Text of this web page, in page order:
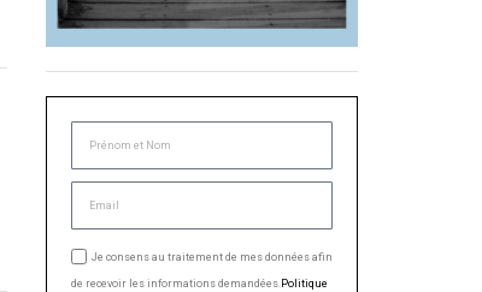
Je consens au traitement de mes données afin
de recevoir les informations demandées.Politique